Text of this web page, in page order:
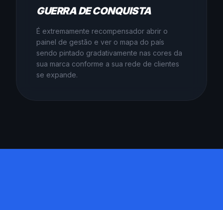
GUERRA DE CONQUISTA
É extremamente recompensador abrir o
painel de gestão e ver o mapa do país
sendo pintado gradativamente nas cores da
sua marca conforme a sua rede de clientes
se expande.